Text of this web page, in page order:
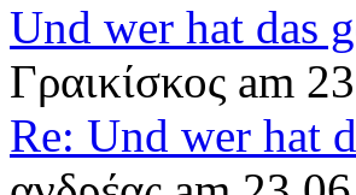
Und wer hat das
Γραικίσκος am
Re: Und wer hat